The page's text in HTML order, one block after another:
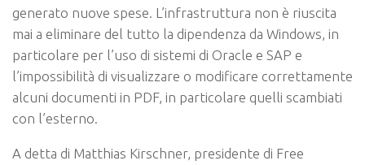
generato nuove spese. L’infrastruttura non è riuscita
mai a eliminare del tutto la dipendenza da Windows, in
particolare per l’uso di sistemi di Oracle e SAP e
l’impossibilità di visualizzare o modificare correttamente
alcuni documenti in PDF, in particolare quelli scambiati
con l’esterno.
A detta di Matthias Kirschner, presidente di Free